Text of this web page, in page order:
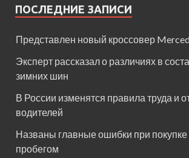
ПОСЛЕДНИЕ ЗАПИСИ
Представлен новый кроссовер
Эксперт рассказал о различиях в
зимних шин
В России изменятся правила труда и
водителей
Названы главные ошибки при
пробегом